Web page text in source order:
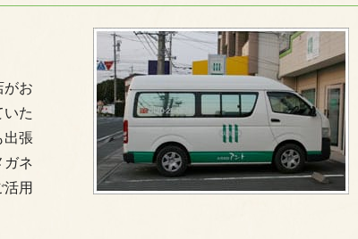
がお
た
出張
ガネ
活用